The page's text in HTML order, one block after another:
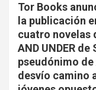
Tor Books
la publicación
cuatro novelas
AND UNDER
pseudónimo de
desvío camino